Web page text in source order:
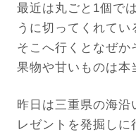
お
最近は丸ごと1個で
うに切ってくれてい
そこへ行くとなぜか
果物や甘いものは本
昨日は三重県の海沿
レゼントを発掘しに